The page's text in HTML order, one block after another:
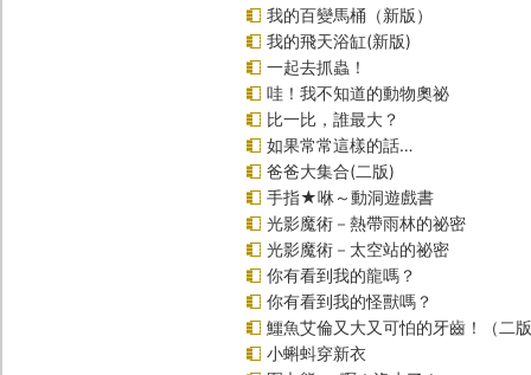
我的百變馬桶（新版）
我的飛天浴缸(新版)
一起去抓蟲！
哇！我不知道的動物奧祕
比一比，誰最大？
如果常常這樣的話…
爸爸大集合(二版)
手指★咻～動洞遊戲書
光影魔術－熱帶雨林的祕密
光影魔術－太空站的祕密
你有看到我的龍嗎？
你有看到我的怪獸嗎？
鱷魚艾倫又大又可怕的牙齒！（二
小蝌蚪穿新衣